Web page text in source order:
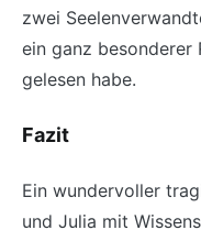
zwei
ein ganz besonderer
gelesen habe.
Fazit
Ein wundervoller
und Julia mit